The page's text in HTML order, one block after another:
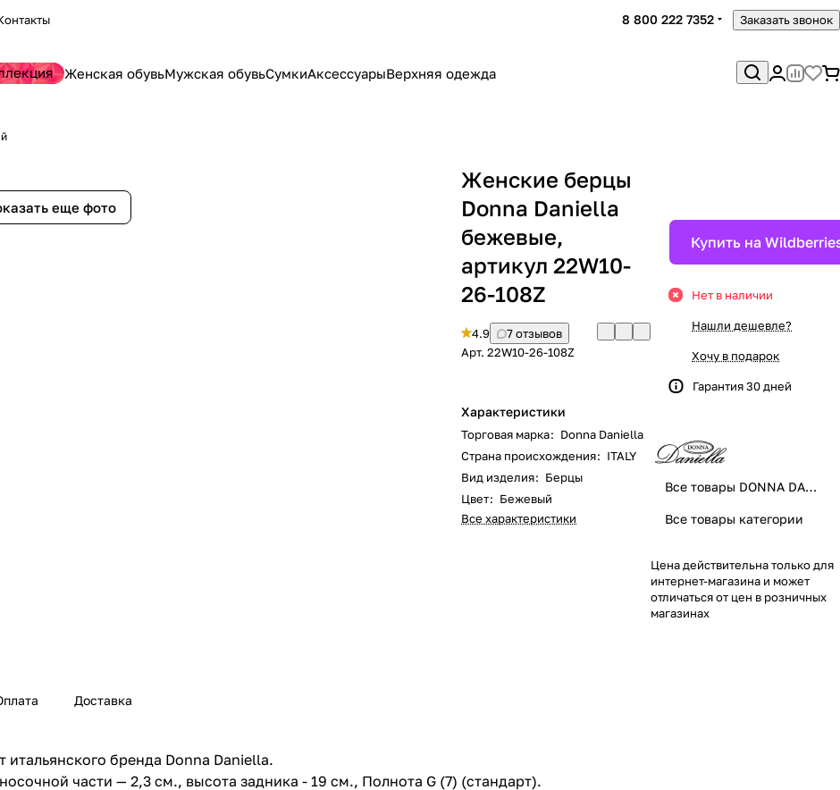
8 800 222 7352 Заказать звонок
Женская обувьМужская обувьСумкиАксессуарыВерхняя одежда
еще фото
Женские берцы
Donna Daniella
бежевые,
артикул 22W10-
26-108Z
4.9
7 отзывов
Арт. 22W10-26-108Z
Характеристики
Торговая марка: Donna Daniella
Страна происхождения: ITALY
Вид изделия: Берцы
Цвет: Бежевый
Все характеристики
Купить на
Нет в наличии
Нашли дешевле?
Хочу в подарок
Гарантия 30 дней
Все товары DONNA DANIELLA
Все товары категории
Цена действительна только для
интернет-магазина и может
отличаться от цен в розничных
магазинах
Доставка
бренда Donna Daniella.
части — 2,3 см., высота задника - 19 см., Полнота G (7) (стандарт).